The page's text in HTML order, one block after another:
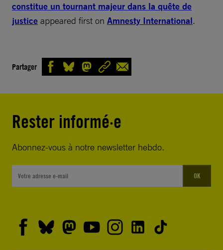
constitue un tournant majeur dans la quête de
justice appeared first on Amnesty International.
Partager
Rester informé·e
Abonnez-vous à notre newsletter hebdo.
OK